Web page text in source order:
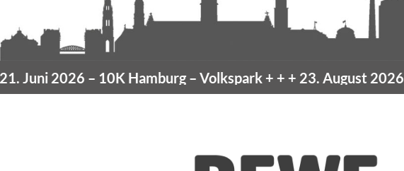
2026 –10K Hamburg– Volkspark+ + +23. August 2026 –